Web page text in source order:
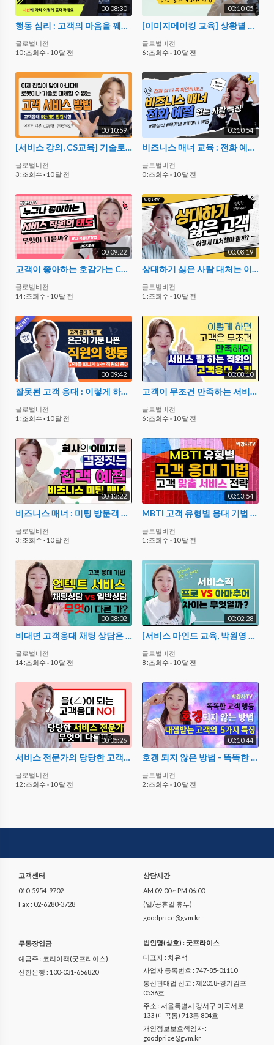
00:08:30
행동 심리 : 고객의 마음을 꿰뚫어 보는 몸짓 언어 (눈) 시선 처리
글로벌비전
10 :조회수 · 10 달 전
00:10:05
[이미지메이킹 교육] 상황별 고객응대 기법 – 표정관리 이렇게 하세요
글로벌비전
6 :조회수 · 10 달 전
00:10:59
[서비스 강의, CS교육] 기술로 대체 불가한 서비스 전문가의 5안(安) 고객 응대 방법 '박강사'
글로벌비전
3 :조회수 · 10 달 전
00:10:54
비즈니스 매너 교육 : 전화 예절 없는 무개념 유형 7가지
글로벌비전
0 :조회수 · 10 달 전
00:09:22
고객이 좋아하는 호감가는 CS 직원의 태도
글로벌비전
14 :조회수 · 10 달 전
00:08:19
상대하기 싫은 사람 대처는 이렇게 (Ft. 직장인 처세술)
글로벌비전
1 :조회수 · 10 달 전
00:09:42
잘못된 고객 응대 : 이렇게 하면 은근히 기분 나빠요
글로벌비전
1 :조회수 · 10 달 전
00:08:10
고객이 무조건 만족하는 서비스 직원의 고객응대 스킬
글로벌비전
6 :조회수 · 10 달 전
00:13:22
비즈니스 매너 : 미팅 방문객 접객 예절 모든것
글로벌비전
3 :조회수 · 10 달 전
00:13:54
MBTI 고객 유형별 응대 기법 - 맞춤 서비스 전략
글로벌비전
1 :조회수 · 10 달 전
00:08:02
비대면 고객응대 채팅 상담은 어떻게 해야 할까? (언텍트 서비스)
글로벌비전
14 :조회수 · 10 달 전
00:02:28
[서비스 마인드 교육, 박원영 강사] 서비스 프로와 아마추어는 확실히 다르다
글로벌비전
8 :조회수 · 10 달 전
00:05:26
서비스 전문가의 당당한 고객응대 방법 : 을(乙)이 되지 말자!
글로벌비전
12 :조회수 · 10 달 전
00:10:44
호갱 되지 않은 방법 - 똑똑한 고객 특징 ft.서비스직 기본 자세
글로벌비전
2 :조회수 · 10 달 전
고객센터
010-5954-9702
Fax : 02-6280-3728
상담시간
AM 09:00 ~ PM 06:00
(일/공휴일 휴무)
goodprice@gvm.kr
무통장입금
예금주 : 코리아팩(굿프라이스)
신한은행 : 100-031-656820
법인명(상호) : 굿프라이스
대표자 : 차유석
사업자 등록번호 : 747-85-01110
통신판매업 신고 : 제2018-경기김포
0536호
주소 : 서울특별시 강서구 마곡서로
133 (마곡동) 713동 804호
개인정보보호책임자 :
goodprice@gvm.kr